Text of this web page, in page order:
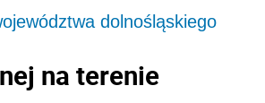
dolnośląskiego
na terenie